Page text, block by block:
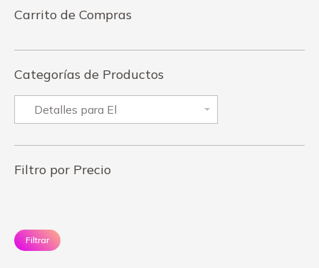
Carrito de Compras
Categorías de Productos
Filtro por Precio
Filtrar